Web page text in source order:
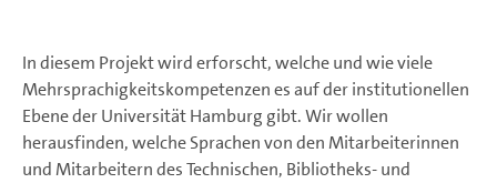
In diesem Projekt wird erforscht, welche und wie viele
Mehrsprachigkeitskompetenzen es auf der institutionellen
Ebene der Universität Hamburg gibt. Wir wollen
herausfinden, welche Sprachen von den Mitarbeiterinnen
und Mitarbeitern des Technischen, Bibliotheks- und